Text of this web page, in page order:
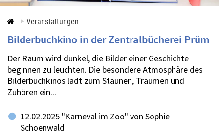
Veranstaltungen
Kontakt
Veranstaltungen
Bilderbuchkino in der Zentralbücherei Prüm
Der Raum wird dunkel, die Bilder einer Geschichte
beginnen zu leuchten. Die besondere Atmosphäre des
Bilderbuchkinos lädt zum Staunen, Träumen und
Zuhören ein...
12.02.2025 "Karneval im Zoo" von Sophie
Schoenwald